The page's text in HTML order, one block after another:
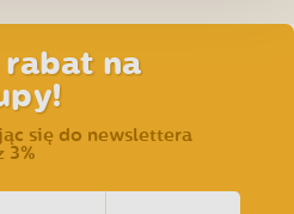
rabat na
się do newslettera
3%